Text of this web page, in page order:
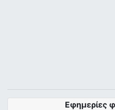
Εφημερίες